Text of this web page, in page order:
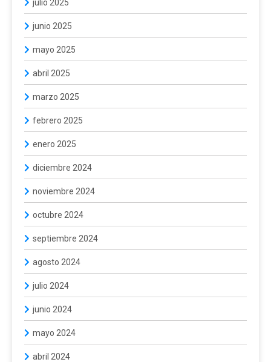
julio 2025
junio 2025
mayo 2025
abril 2025
marzo 2025
febrero 2025
enero 2025
diciembre 2024
noviembre 2024
octubre 2024
septiembre 2024
agosto 2024
julio 2024
junio 2024
mayo 2024
abril 2024